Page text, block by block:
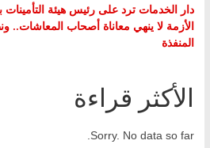
دار الخدمات ترد على رئيس هيئة
الأزمة لا ينهي معاناة أصحاب
المنفذة
الأكثر قراءة
Sorry. No data so far.